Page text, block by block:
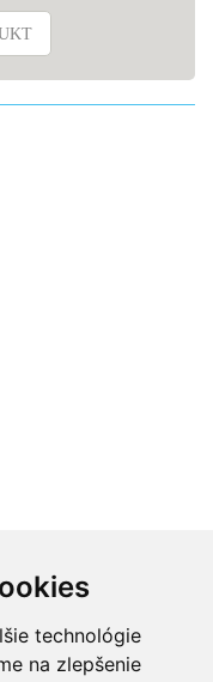
technológie
na zlepšenie